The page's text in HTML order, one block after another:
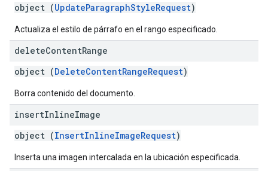
object (UpdateParagraphStyleRequest)
Actualiza el estilo de párrafo en el rango especificado.
deleteContentRange
object (DeleteContentRangeRequest)
Borra contenido del documento.
insertInlineImage
object (InsertInlineImageRequest)
Inserta una imagen intercalada en la ubicación especificada.